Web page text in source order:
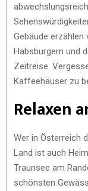
Gebäude
Habsburgern und
Zeitreise.
Kaffeehäuser zu
Relaxen
Wer in Österreich
Land ist auch
Traunsee am
schönsten